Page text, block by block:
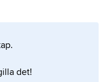
av de
flera
det!